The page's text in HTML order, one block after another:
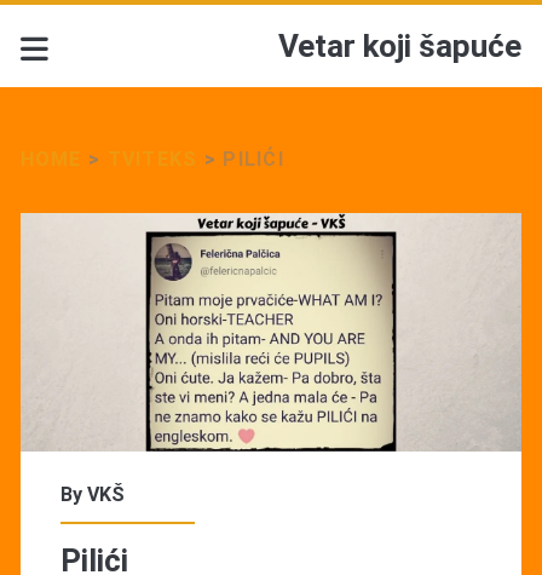
Vetar koji šapuće
> > PILIĆI
By VKŠ
Pilići